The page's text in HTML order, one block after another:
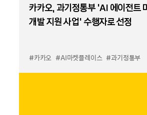
카카오, 과기정통부 ‘AI 에이전트
개발 지원 사업’ 수행자로 선정
#카카오 #AI마켓플레이스 #과기정통부